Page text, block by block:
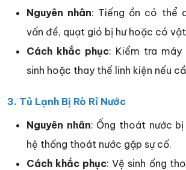
Nguyên nhân: Tiếng ồn có thể
vấn đề, quạt gió bị hư hoặc có
Cách khắc phục: Kiểm tra máy
sinh hoặc thay thế linh kiện nếu
3. Tủ Lạnh Bị Rò Rỉ Nước
Nguyên nhân: Ống thoát nước
hệ thống thoát nước gặp sự cố.
Cách khắc phục: Vệ sinh ống